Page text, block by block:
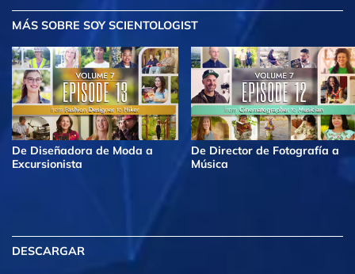
MÁS SOBRE SOY SCIENTOLOGIST
De Diseñadora de Moda a
Excursionista
De Director de Fotografía a
Música
DESCARGAR